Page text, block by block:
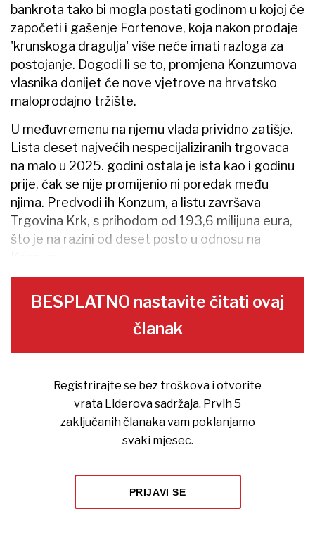
bankrota tako bi mogla postati godinom u kojoj će
započeti i gašenje Fortenove, koja nakon prodaje
'krunskoga dragulja' više neće imati razloga za
postojanje. Dogodi li se to, promjena Konzumova
vlasnika donijet će nove vjetrove na hrvatsko
maloprodajno tržište.
U međuvremenu na njemu vlada prividno zatišje.
Lista deset najvećih nespecijaliziranih trgovaca
na malo u 2025. godini ostala je ista kao i godinu
prije, čak se nije promijenio ni poredak među
njima. Predvodi ih Konzum, a listu završava
Trgovina Krk, s prihodom od 193,6 milijuna eura,
što je na razini od deset posto u odnosu na
BESPLATNO nastavite čitati ovaj
članak
Registrirajte se bez troškova i otvorite
vrata Liderova sadržaja. Prvih 5
zaključanih članaka vam poklanjamo
svaki mjesec.
PRIJAVI SE